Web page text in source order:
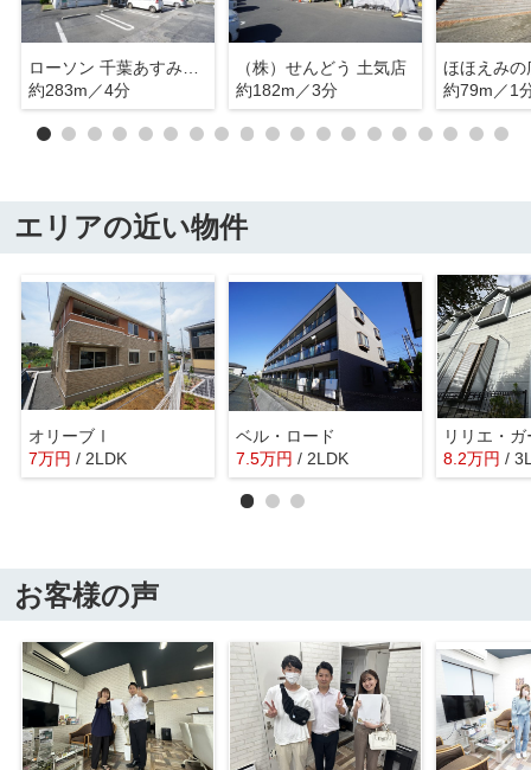
ローソン 千葉あすみが丘四丁目
約283m／4分
（株）せんどう 土気店
約182m／3分
ほほえみの
約79m／1
エリアの近い物件
オリーブⅠ
7万円 / 2LDK
ベル・ロード
7.5万円 / 2LDK 8.2万円 /
お客様の声